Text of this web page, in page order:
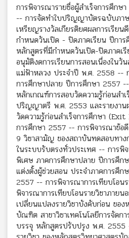
การพิจารณารายชื่อผู้สำเร็จการศึกษ
-- การจัดทำใบปริญญาบัตรฉบับภา
เหรียญรางวัลเกียรติยศผลการเรีย
กำหนดวันเปิด - ปิดภาคเรียน ปีกา
หลักสูตรที่มีกำหนดวันเปิด-ปิดภาคเ
อนุมัติงดการเรียนการสอนเนื่องใน
แม่ฟ้าหลวง ประจำปี พ.ศ. 2558 --
การศึกษาปลาย ปีการศึกษา 2557
หลักเกณฑ์การสอบวัดความรู้ก่อนสำ
ปริญญาตรี พ.ศ. 2553 และรายงาน
วัดความรู้ก่อนสำเร็จการศึกษา
การศึกษา 2557 -- การพิจารณาข้อดี
9 วิชาสามัญ ของสถาบันทดสอบทาง
ในระบบรับตรงทั่วประเทศ -- การพิ
พิเศษ ภาคการศึกษาปลาย ปีการศึ
แต่งตั้งผู้ช่วยสอน ประจำภาคการศึก
2557 -- การพิจารณาการเทียบโอน
พิจารณาการเทียบโอนรายวิชาภาย
เปลี่ยนแปลงรายวิชาบังคับก่อน ของ
บัณฑิต สาขาวิชาเทคโนโลยีการจัดก
บรรจุ หลักสูตรปรับปรุง พ.ศ. 2555